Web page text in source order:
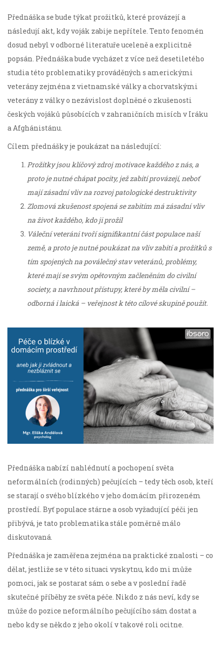
Přednáška se bude týkat prožitků, které provázejí a
následují akt, kdy voják zabije nepřítele. Tento fenomén
dosud nebyl v odborné literatuře uceleně a explicitně
popsán. Přednáška bude vycházet z více než desetiletého
studia této problematiky prováděných s americkými
veterány zejména z vietnamské války a chorvatskými
veterány z války o nezávislost doplněné o zkušenosti
českých vojáků působících v zahraničních misích v Iráku
a Afghánistánu.
Cílem přednášky je poukázat na následující:
Prožitky jsou klíčový zdroj motivace každého z nás, a
proto je nutné chápat pocity, jež zabití provázejí, neboť
mají zásadní vliv na rozvoj patologické destruktivity
Zlomová zkušenost spojená se zabitím má zásadní vliv
na život každého, kdo ji prožil
Váleční veteráni tvoří signifikantní část populace naší
země, a proto je nutné poukázat na vliv zabití a prožitků s
tím spojených na poválečný stav veteránů, problémy,
které mají se svým opětovným začleněním do civilní
society, a navrhnout přístupy, které by měla civilní –
odborná i laická – veřejnost k této cílové skupině použít.
Přednáška nabízí nahlédnutí a pochopení světa
neformálních (rodinných) pečujících – tedy těch osob, kteří
se starají o svého blízkého v jeho domácím přirozeném
prostředí. Byť populace stárne a osob vyžadující péči jen
přibývá, je tato problematika stále poměrně málo
diskutovaná.
Přednáška je zaměřena zejména na praktické znalosti – co
dělat, jestliže se v této situaci vyskytnu, kdo mi může
pomoci, jak se postarat sám o sebe a v poslední řadě
skutečné příběhy ze světa péče. Nikdo z nás neví, kdy se
může do pozice neformálního pečujícího sám dostat a
nebo kdy se někdo z jeho okolí v takové roli ocitne.